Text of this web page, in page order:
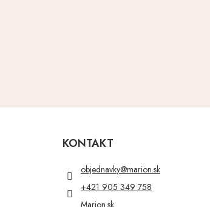
KONTAKT
objednavky@marion.sk
+421 905 349 758
Marion.sk